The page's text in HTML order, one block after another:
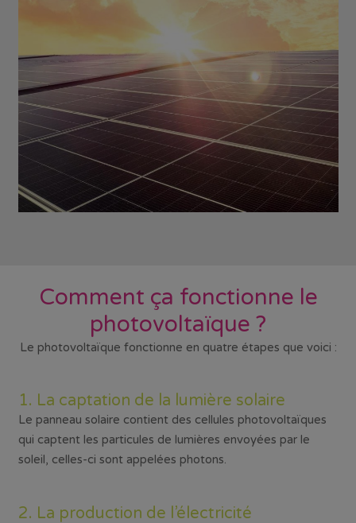
Comment ça fonctionne le
photovoltaïque ?
Le photovoltaïque fonctionne en quatre étapes que voici :
1. La captation de la lumière solaire
Le panneau solaire contient des cellules photovoltaïques
qui captent les particules de lumières envoyées par le
soleil, celles-ci sont appelées photons.
2. La production de l’électricité